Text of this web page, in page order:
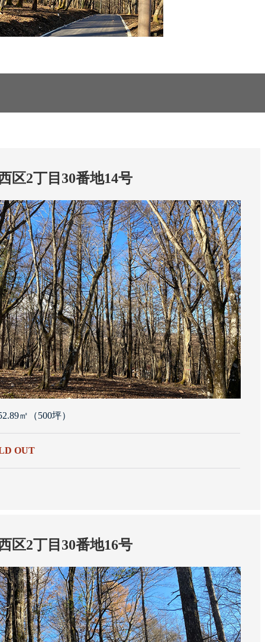
区2丁目30番地14号
㎡（500坪）
OUT
区2丁目30番地16号